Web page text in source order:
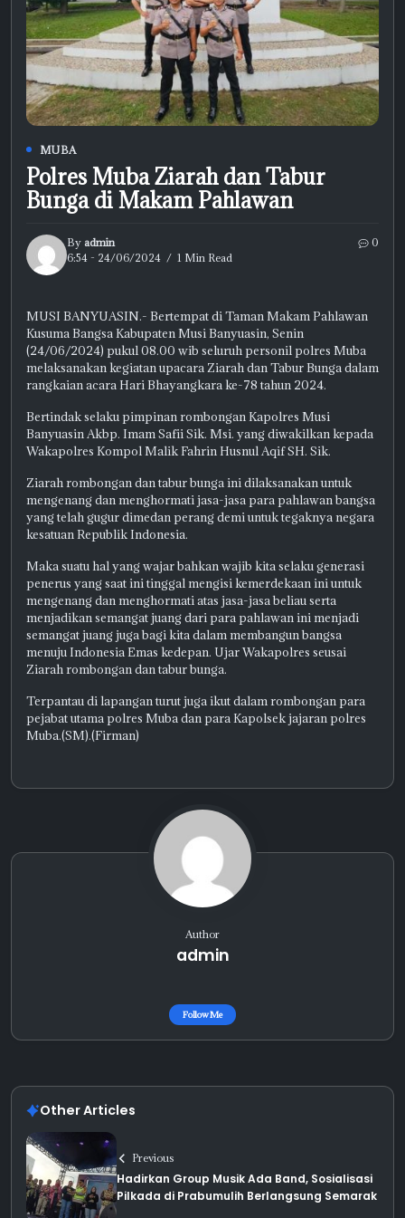
MUBA
Polres Muba Ziarah dan Tabur
Bunga di Makam Pahlawan
By admin
6:54 - 24/06/2024
1 Min Read
0
MUSI BANYUASIN.- Bertempat di Taman Makam Pahlawan
Kusuma Bangsa Kabupaten Musi Banyuasin, Senin
(24/06/2024) pukul 08.00 wib seluruh personil polres Muba
melaksanakan kegiatan upacara Ziarah dan Tabur Bunga dalam
rangkaian acara Hari Bhayangkara ke-78 tahun 2024.
Bertindak selaku pimpinan rombongan Kapolres Musi
Banyuasin Akbp. Imam Safii Sik. Msi. yang diwakilkan kepada
Wakapolres Kompol Malik Fahrin Husnul Aqif SH. Sik.
Ziarah rombongan dan tabur bunga ini dilaksanakan untuk
mengenang dan menghormati jasa-jasa para pahlawan bangsa
yang telah gugur dimedan perang demi untuk tegaknya negara
kesatuan Republik Indonesia.
Maka suatu hal yang wajar bahkan wajib kita selaku generasi
penerus yang saat ini tinggal mengisi kemerdekaan ini untuk
mengenang dan menghormati atas jasa-jasa beliau serta
menjadikan semangat juang dari para pahlawan ini menjadi
semangat juang juga bagi kita dalam membangun bangsa
menuju Indonesia Emas kedepan. Ujar Wakapolres seusai
Ziarah rombongan dan tabur bunga.
Terpantau di lapangan turut juga ikut dalam rombongan para
pejabat utama polres Muba dan para Kapolsek jajaran polres
Muba.(SM).(Firman)
Author
admin
Follow Me
Other Articles
Previous
Hadirkan Group Musik Ada Band, Sosialisasi
Pilkada di Prabumulih Berlangsung Semarak